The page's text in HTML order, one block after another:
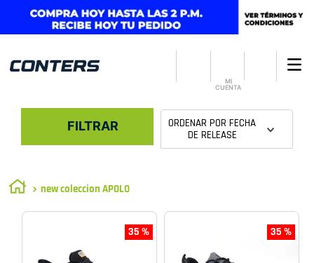
MI
CUENTA
FILTRAR ORDENAR POR FECHA
DE RELEASE
new coleccion APOLO
35 % 35 %